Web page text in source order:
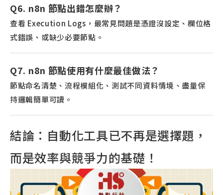
Q6. n8n 節點出錯怎麼辦？
查看 Execution Logs，最常見問題是憑證沒設定、欄位格
式錯誤、或缺少必要節點。
Q7. n8n 節點使用有什麼最佳做法？
節點命名清楚、流程模組化、測試不同資料情境、盡量保
持邏輯簡單可讀。
結論：自動化工具已不再是選擇題，
而是效率與競爭力的基礎！